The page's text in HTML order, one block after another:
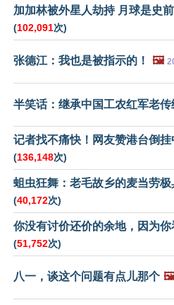
加加林被外星人劫持 月球是史
(102,091次)
张德江：我也是被指示的！ 🖼️
半笑话：继承中国工农红军老传
记者找不痛快！网友赞港台倒挂
(136,148次)
蛆虫狂舞：老毛故乡的麦当劳极
(40,172次)
你没有讨价还价的余地，因为你
(51,752次)
八一，谈这个问题有点儿那个